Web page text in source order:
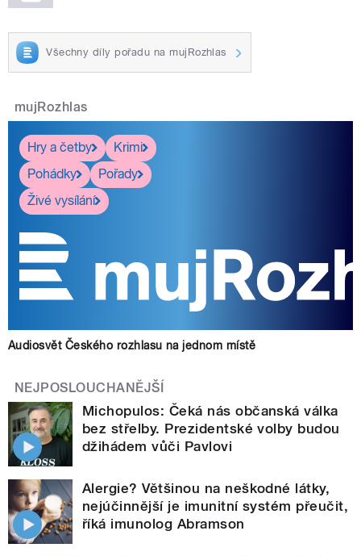
Všechny díly pořadu na mujRozhlas
mujRozhlas
Hry a četby
Krimi
Pohádky
Pořady
Živé vysílání
Audiosvět Českého rozhlasu na jednom místě
NEJPOSLOUCHANĚJŠÍ
Michopulos: Čeká nás občanská válka
bez střelby. Prezidentské volby budou
džihádem vůči Pavlovi
Alergie? Většinou na neškodné látky,
nejúčinnější je imunitní systém přeučit,
říká imunolog Abramson